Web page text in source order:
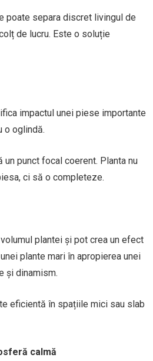
poate separa discret livingul de
de lucru. Este o soluție
impactul unei piese importante
o oglindă.
punct focal coerent. Planta nu
ci să o completeze.
plantei și pot crea un efect
plante mari în apropierea unei
și dinamism.
eficientă în spațiile mici sau slab
calmă